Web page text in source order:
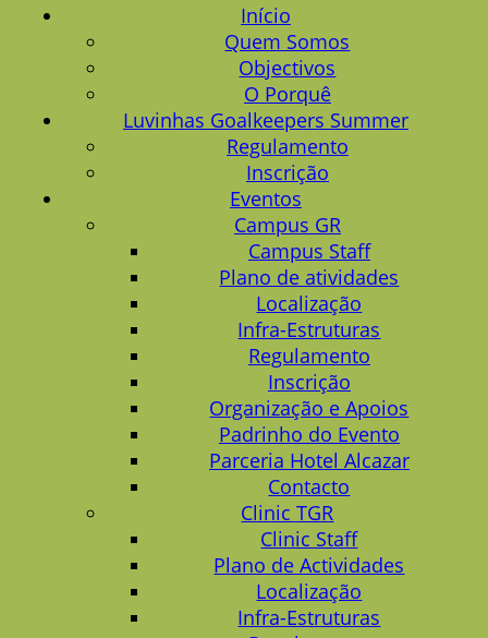
Início
Quem Somos
Objectivos
O Porquê
Luvinhas Goalkeepers Summer
Regulamento
Inscrição
Eventos
Campus GR
Campus Staff
Plano de atividades
Localização
Infra-Estruturas
Regulamento
Inscrição
Organização e Apoios
Padrinho do Evento
Parceria Hotel Alcazar
Contacto
Clinic TGR
Clinic Staff
Plano de Actividades
Localização
Infra-Estruturas